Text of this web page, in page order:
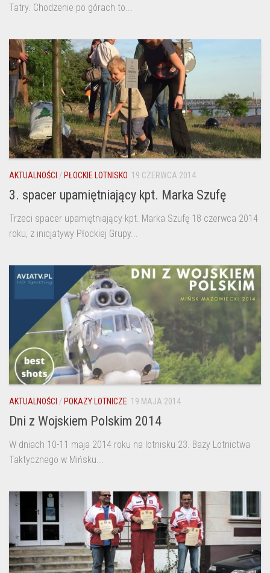
Tatry. Chodzenie po górach to...
AKTUALNOŚCI / PŁOCKIE LOTNISKO 19 CZERWCA 2014
3. spacer upamiętniający kpt. Marka Szufę
Trzeci spacer upamiętniający kpt. Marka Szufę 18 czerwca 2014
roku, z inicjatywy Płockiej Grupy...
AKTUALNOŚCI / POKAZY LOTNICZE 19 MAJA 2014
Dni z Wojskiem Polskim 2014
W dniach 10-11 maja 2014 roku na lotnisku 23. Bazy Lotnictwa
Taktycznego w Mińsku...